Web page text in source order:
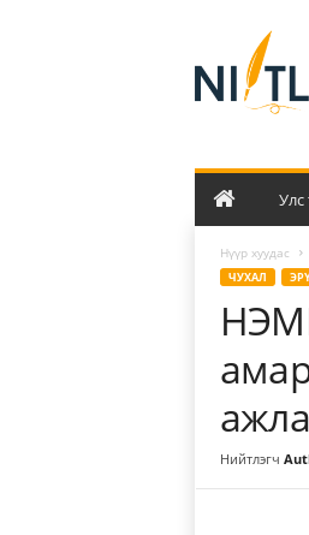
й
т
л
Улс
Нүүр хуудас
ЧУХАЛ
Нийтлэгч